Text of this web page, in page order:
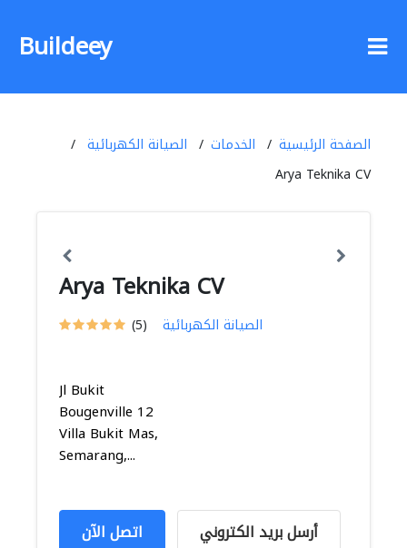
Buildeey
الصفحة الرئيسية الخدمات
الصيانة الكهربائية
Arya Teknika CV
Arya Teknika CV
(5) الصيانة الكهربائية
Jl Bukit
Bougenville 12
Villa Bukit Mas,
Semarang,...
اتصل الآن أرسل بريد الكتروني